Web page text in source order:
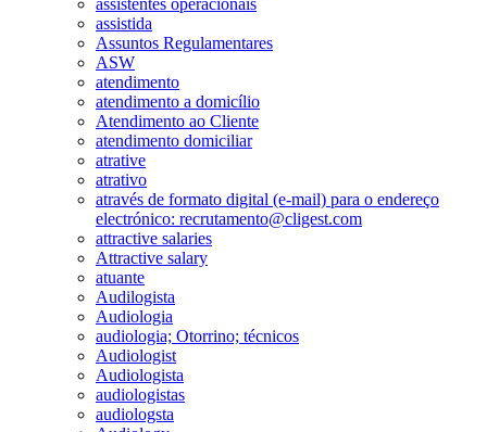
assistida
Assuntos Regulamentares
ASW
atendimento
atendimento a domicílio
Atendimento ao Cliente
atendimento domiciliar
atrative
atrativo
através de formato digital (e-mail) para o endereço
electrónico: recrutamento@cligest.com
attractive salaries
Attractive salary
atuante
Audilogista
Audiologia
audiologia; Otorrino; técnicos
Audiologist
Audiologista
audiologistas
audiologsta